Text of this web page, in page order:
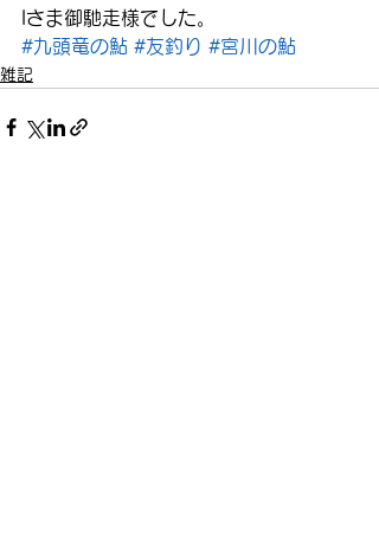
Iさま御馳走様でした。
#九頭竜の鮎 #友釣り #宮川の鮎
雑記